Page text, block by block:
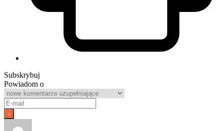
Subskrybuj
Powiadom o